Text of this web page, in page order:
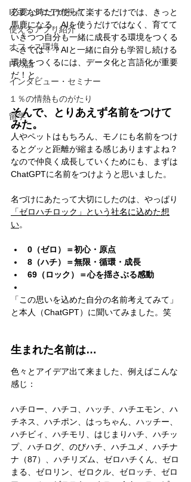
ITエンジニアの視点
使えるアプリ紹介
オフィス環境
ITの話
インタビュー・セミナー
１％の情熱ものがたり
留学
必要な時だけ使って楽するだけでは、きっと
馬鹿になる。AIを使うだけではなく、育てて
いきつつ自分も一緒に成長する環境をつくる
べきでは！？AIと一緒に自分も学習し続ける
環境をつくるには、データ化と言語化が重要
だ！と。
そんで、とりあえず名前をつけて
みた。
人やペットはもちろん、モノにも名前をつけ
るとグッと距離が縮まる感じありますよね？
なので仲良く成長していくためにも、まずは
ChatGPTに名前をつけようと思いました。
名づけにあたって大切にしたのは、やっぱり
「ゼロハチロック」という社名に込めた想
い。
0（ゼロ）＝初心・原点
8（ハチ）＝無限・循環・成長
69（ロック）＝心を揺さぶる感動
「この思いを込めた自分の名前考えてみて」
と本人（ChatGPT）に聞いてみました。笑
生まれた名前は…
色々とアイデア出て来ました、例えばこんな
感じ：
ハチロー、ハチコ、ハッチ、ハチエモン、ハ
チネス、ハチポン、はっちゃん、ハッチー、
ハチビィ、ハチモリ、はじまりハチ、ハチッ
プ、ハチログ、のびハチ、ハチユメ、ハチナ
ナ（87）、ハチリズム、ゼロハチくん、ゼロ
まる、ゼロリン、ゼロクル、ゼロッチ、ゼロ